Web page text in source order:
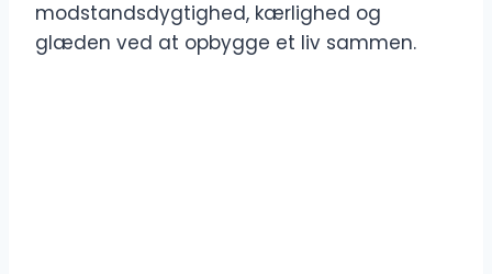
modstandsdygtighed, kærlighed og
glæden ved at opbygge et liv sammen.